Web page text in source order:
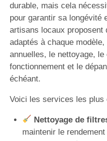
durable, mais cela
pour garantir sa longévité
artisans locaux proposent
adaptés à chaque
annuelles, le nettoyage,
fonctionnement et le
échéant.
Voici les services les plus
Nettoyage de
maintenir le